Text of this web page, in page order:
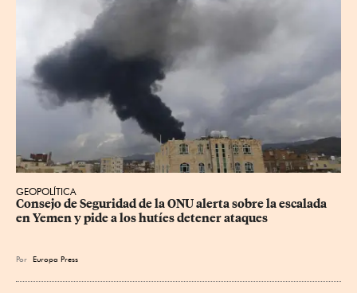
GEOPOLÍTICA
Consejo de Seguridad de la ONU alerta sobre la escalada
en Yemen y pide a los hutíes detener ataques
Por Europa Press